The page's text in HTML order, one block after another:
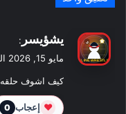
ل
يشؤيسر :
مايو 15, 2026 الساعة 4:49 م
كيف اشوف حلقه
❤ إعجاب 0